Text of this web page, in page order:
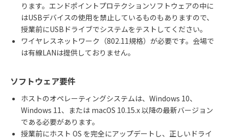
ります。エンドポイントプロテクションソフトウェアの中に
はUSBデバイスの使用を禁止しているものもありますので、
授業前にUSBドライブでシステムをテストしてください。
ワイヤレスネットワーク（802.11規格）が必要です。会場で
は有線LANは提供しておりません。
ソフトウェア要件
ホストのオペレーティングシステムは、Windows 10、
Windows 11、または macOS 10.15.x 以降の最新バージョン
である必要があります。
授業前にホスト OS を完全にアップデートし、正しいドライ